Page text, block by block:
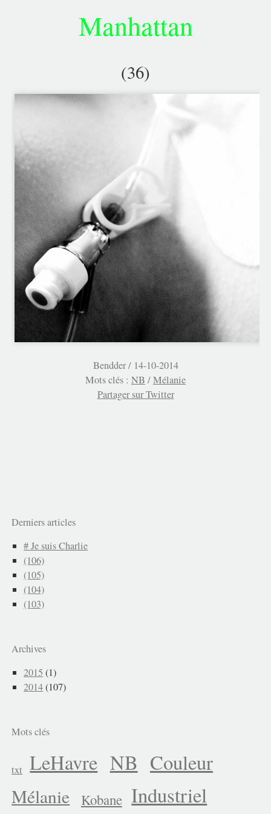
Manhattan
(36)
Bendder / 14-10-2014
Mots clés : NB /Mélanie
Partager sur Twitter
Derniers articles
# Je suis Charlie
(106)
(105)
(104)
(103)
Archives
2015 (1)
2014(107)
Mots clés
txt LeHavre NB Couleur
Mélanie Kobane Industriel